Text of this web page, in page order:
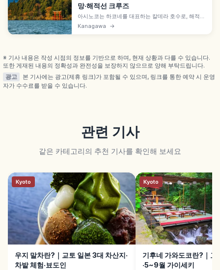
망·해적선 크루즈
아시노코는 하코네를 대표하는 칼데라 호수로, 해적선
크루즈와 호숫가 산책으로 즐기기 좋은 곳입니다. 맑
은 날엔 후지산 전망이 펼쳐지고, 하코네 신사의 물 위
Kanagawa →
※ 기사 내용은 작성 시점의 정보를 기반으로 하며, 현재 상황과 다를 수 있습니다.
또한 게재된 내용의 정확성과 완전성을 보장하지 않으므로 양해 부탁드립니다.
광고
본 기사에는 광고(제휴 링크)가 포함될 수 있으며, 링크를 통한 예약 시 운영
자가 수수료를 받을 수 있습니다.
관련 기사
같은 카테고리의 추천 기사를 확인해 보세요
Kyoto
우지 말차란?｜교토 일본 3대 차산지·
차밭 체험·뵤도인
Kyoto
기후네 가와도코란?｜교
·5~9월 가이세키